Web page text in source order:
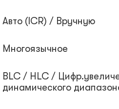
Авто (ICR) / Вручную
Многоязычное
BLC / HLC /
динамического